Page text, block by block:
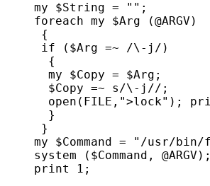
my $String = "";
foreach my $Arg (@ARGV)
{
if ($Arg =~ /\-j/)
  {
  my $Copy = $Arg;
  $Copy =~ s/\-j//;
open(FILE,">lock");
  }
}
my $Command = "/usr/
system ($Command, @ARGV);